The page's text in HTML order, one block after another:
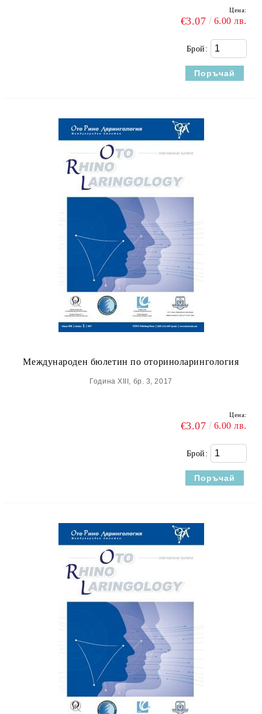
Цена:
€3.07 6.00 лв.
Брой:
Международен бюлетин по оториноларингология
Година XIII, бр. 3, 2017
Цена:
€3.07 6.00 лв.
Брой: